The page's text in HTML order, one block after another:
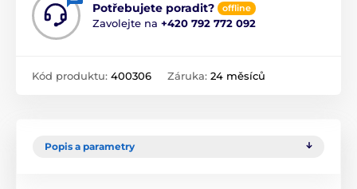
Potřebujete poradit? offline
Zavolejte na +420 792 772 092
Kód produktu: 400306 Záruka: 24 měsíců
Popis a parametry